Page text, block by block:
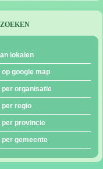
ZOEKEN
lokalen
op google map
per organisatie
per regio
per provincie
per gemeente